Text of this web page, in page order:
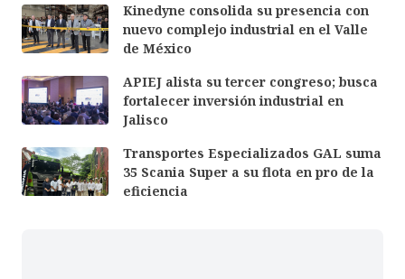
Kinedyne consolida su presencia con
nuevo complejo industrial en el Valle
de México
APIEJ alista su tercer congreso; busca
fortalecer inversión industrial en
Jalisco
Transportes Especializados GAL suma
35 Scania Super a su flota en pro de la
eficiencia